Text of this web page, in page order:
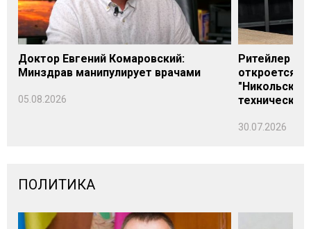
Доктор Евгений Комаровский:
Минздрав манипулирует врачами
05.08.2026
Ритейлер
откроется
технических
30.07.2026
ПОЛИТИКА